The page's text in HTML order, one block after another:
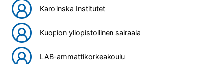
Karolinska Institutet
Kuopion yliopistollinen sairaala
LAB-ammattikorkeakoulu